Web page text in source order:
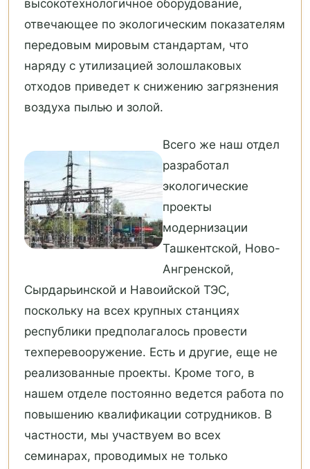
высокотехнологичное оборудование,
отвечающее по экологическим показателям
передовым мировым стандартам, что
наряду с утилизацией золошлаковых
отходов приведет к снижению загрязнения
воздуха пылью и золой.
Всего же наш отдел
разработал
экологические
проекты
модернизации
Ташкентской, Ново-
Ангренской,
Сырдарьинской и Навоийской ТЭС,
поскольку на всех крупных станциях
республики предполагалось провести
техперевооружение. Есть и другие, еще не
реализованные проекты. Кроме того, в
нашем отделе постоянно ведется работа по
повышению квалификации сотрудников. В
частности, мы участвуем во всех
семинарах, проводимых не только